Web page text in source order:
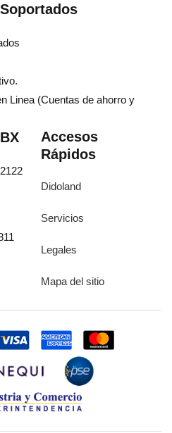
Linea (Cuentas de ahorro y
Accesos
Rápidos
Didoland
Servicios
Legales
Mapa del sitio